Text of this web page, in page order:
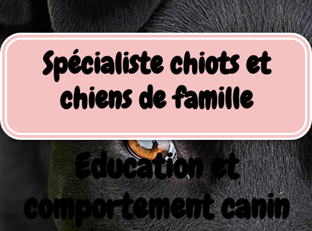
Spécialiste chiots et
chiens de famille
Education et
comportement canin